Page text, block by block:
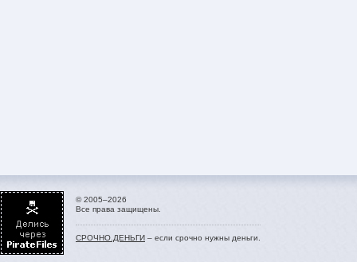
© 2005–2026
Все права защищены.
СРОЧНО.ДЕНЬГИ – если срочно нужны деньги.